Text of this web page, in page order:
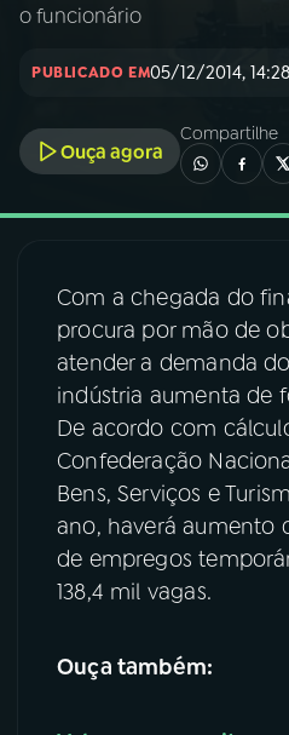
INÍCIO
A RÁDIO
03PROGRAMAÇÃO
04PROGRAMAS
PODCASTS
06VIDEOCASTS
ÚLTIMAS
o funcionário
PUBLICADO EM05/12/2014, 14:28
Ouça agora
Compartilhe
Com a chegada do
procura por mão de
atender a demanda
indústria aumenta de
De acordo com
Confederação
Bens, Serviços e
ano, haverá aumento
de empregos
138,4 mil vagas.
Ouça também: